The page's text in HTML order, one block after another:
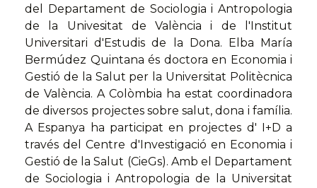
del Departament de Sociologia i Antropologia
de la Univesitat de València i de l'Institut
Universitari d'Estudis de la Dona. Elba María
Bermúdez Quintana és doctora en Economia i
Gestió de la Salut per la Universitat Politècnica
de València. A Colòmbia ha estat coordinadora
de diversos projectes sobre salut, dona i família.
A Espanya ha participat en projectes d' I+D a
través del Centre d'Investigació en Economia i
Gestió de la Salut (CieGs). Amb el Departament
de Sociologia i Antropologia de la Universitat